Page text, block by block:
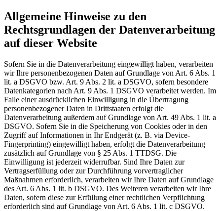
Allgemeine Hinweise zu den
Rechtsgrundlagen der Datenverarbeitung
auf dieser Website
Sofern Sie in die Datenverarbeitung eingewilligt haben, verarbeiten
wir Ihre personenbezogenen Daten auf Grundlage von Art. 6 Abs. 1
lit. a DSGVO bzw. Art. 9 Abs. 2 lit. a DSGVO, sofern besondere
Datenkategorien nach Art. 9 Abs. 1 DSGVO verarbeitet werden. Im
Falle einer ausdrücklichen Einwilligung in die Übertragung
personenbezogener Daten in Drittstaaten erfolgt die
Datenverarbeitung außerdem auf Grundlage von Art. 49 Abs. 1 lit. a
DSGVO. Sofern Sie in die Speicherung von Cookies oder in den
Zugriff auf Informationen in Ihr Endgerät (z. B. via Device-
Fingerprinting) eingewilligt haben, erfolgt die Datenverarbeitung
zusätzlich auf Grundlage von § 25 Abs. 1 TTDSG. Die
Einwilligung ist jederzeit widerrufbar. Sind Ihre Daten zur
Vertragserfüllung oder zur Durchführung vorvertraglicher
Maßnahmen erforderlich, verarbeiten wir Ihre Daten auf Grundlage
des Art. 6 Abs. 1 lit. b DSGVO. Des Weiteren verarbeiten wir Ihre
Daten, sofern diese zur Erfüllung einer rechtlichen Verpflichtung
erforderlich sind auf Grundlage von Art. 6 Abs. 1 lit. c DSGVO.